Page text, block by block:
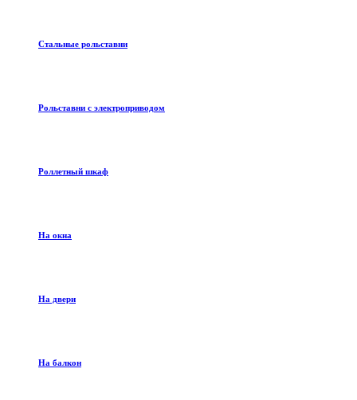
Стальные рольставни
Рольставни с электроприводом
Роллетный шкаф
На окна
На двери
На балкон